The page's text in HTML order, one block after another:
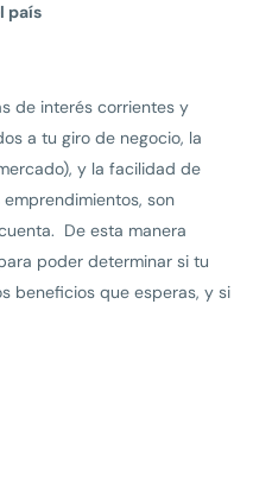
país
de interés corrientes y
a tu giro de negocio, la
y la facilidad de
son
De esta manera
poder determinar si tu
beneficios que esperas, y si